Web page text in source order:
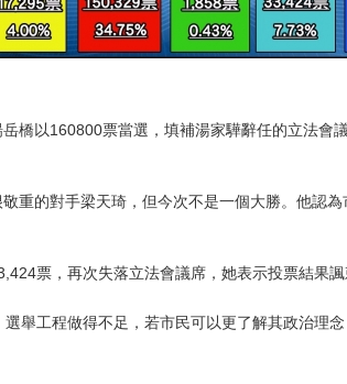
橋以160800票當選，填補湯家驊辭任的立法
重的對手梁天琦，但今次不是一個大勝。他認
票，再次失落立法會議席，她表示投票結果
舉工程做得不足，若市民可以更了解其政治理